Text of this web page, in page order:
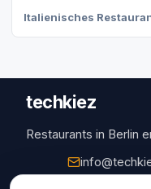
Italienisches
techkiez
Restaurants in Berlin